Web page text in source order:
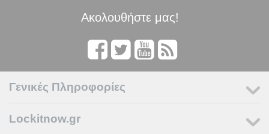
Ακολουθήστε μας!
Γενικές Πληροφορίες
Lockitnow.gr